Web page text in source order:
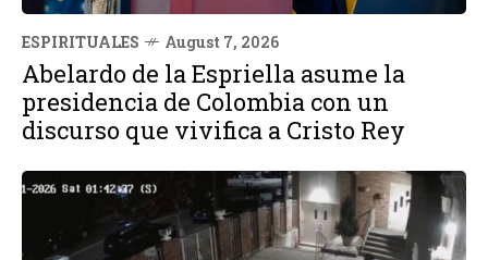
ESPIRITUALES August 7, 2026
Abelardo de la Espriella asume la
presidencia de Colombia con un
discurso que vivifica a Cristo Rey